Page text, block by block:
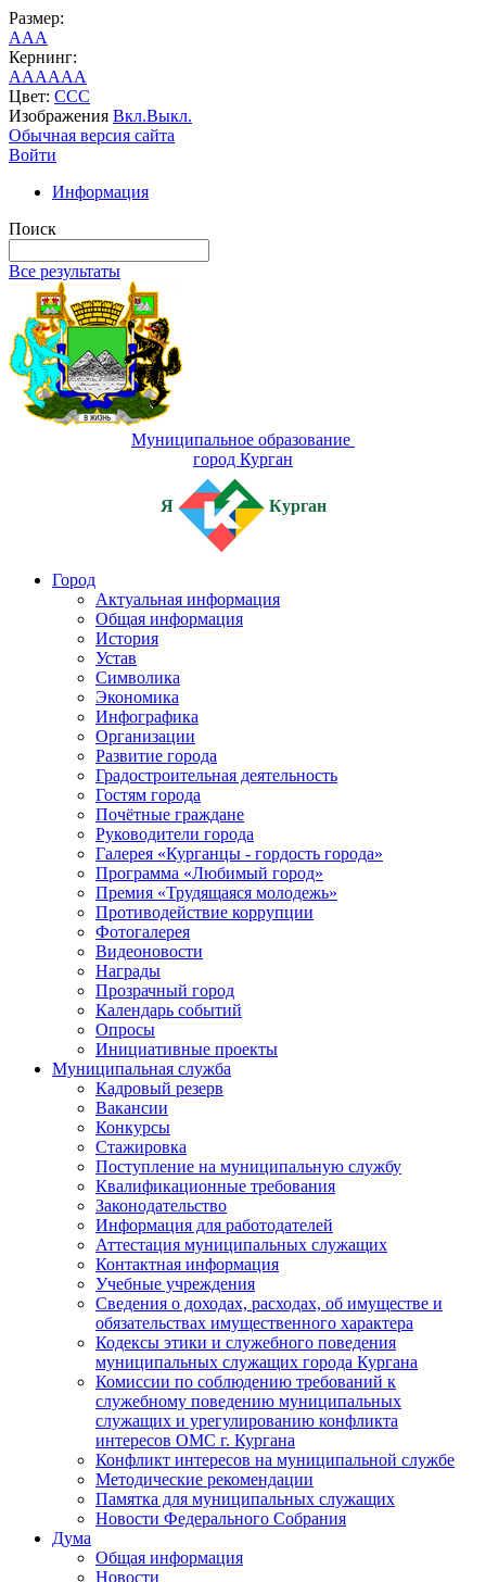
Размер:
AAA
Кернинг:
AAAAAA
Цвет: CCC
Изображения Вкл.Выкл.
Обычная версия сайта
Войти
Информация
Поиск
Все результаты
Муниципальное образование
город Курган
Я Курган
Город
Актуальная информация
Общая информация
История
Устав
Символика
Экономика
Инфографика
Организации
Развитие города
Градостроительная деятельность
Гостям города
Почётные граждане
Руководители города
Галерея «Курганцы - гордость города»
Программа «Любимый город»
Премия «Трудящаяся молодежь»
Противодействие коррупции
Фотогалерея
Видеоновости
Награды
Прозрачный город
Календарь событий
Опросы
Инициативные проекты
Муниципальная служба
Кадровый резерв
Вакансии
Конкурсы
Стажировка
Поступление на муниципальную службу
Квалификационные требования
Законодательство
Информация для работодателей
Аттестация муниципальных служащих
Контактная информация
Учебные учреждения
Сведения о доходах, расходах, об имуществе и
обязательствах имущественного характера
Кодексы этики и служебного поведения
муниципальных служащих города Кургана
Комиссии по соблюдению требований к
служебному поведению муниципальных
служащих и урегулированию конфликта
интересов ОМС г. Кургана
Конфликт интересов на муниципальной службе
Методические рекомендации
Памятка для муниципальных служащих
Новости Федерального Cобрания
Дума
Общая информация
Новости